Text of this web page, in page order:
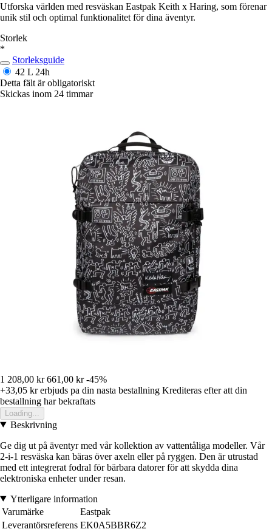
Utforska världen med resväskan Eastpak Keith x Haring, som förenar
unik stil och optimal funktionalitet för dina äventyr.
Storlek
*
Storleksguide
42 L 24h
Detta fält är obligatoriskt
Skickas inom 24 timmar
1 208,00 kr 661,00 kr -45%
+33,05 krerbjuds pa din nasta bestallning Krediteras efter att din
bestallning har bekraftats
Loading...
Beskrivning
Ge dig ut på äventyr med vår kollektion av vattentåliga modeller. Vår
2-i-1 resväska kan bäras över axeln eller på ryggen. Den är utrustad
med ett integrerat fodral för bärbara datorer för att skydda dina
elektroniska enheter under resan.
Ytterligare information
Varumärke
Eastpak
Leverantörsreferens EK0A5BBR6Z2